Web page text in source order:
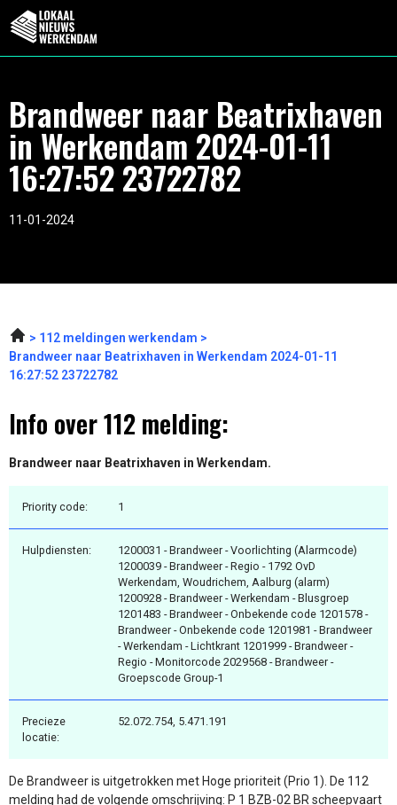
Brandweer naar Beatrixhaven
in Werkendam 2024-01-11
16:27:52 23722782
11-01-2024
112 meldingen werkendam
Brandweer naar Beatrixhaven in Werkendam 2024-01-11
16:27:52 23722782
Info over 112 melding:
Brandweer naar Beatrixhaven in Werkendam.
Priority code: 1
Hulpdiensten:
1200031 - Brandweer - Voorlichting (Alarmcode)
1200039 - Brandweer - Regio - 1792 OvD
Werkendam, Woudrichem, Aalburg (alarm)
1200928 - Brandweer - Werkendam - Blusgroep
1201483 - Brandweer - Onbekende code 1201578 -
Brandweer - Onbekende code 1201981 - Brandweer
- Werkendam - Lichtkrant 1201999 - Brandweer -
Regio - Monitorcode 2029568 - Brandweer -
Groepscode Group-1
Precieze
locatie:
52.072.754, 5.471.191
De Brandweer is uitgetrokken met Hoge prioriteit (Prio 1). De 112
melding had de volgende omschrijving: P 1 BZB-02 BR scheepvaart